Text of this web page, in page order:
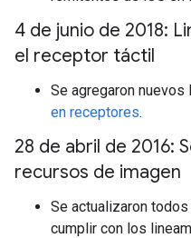
4 de junio de 2018:
el receptor táctil
Se agregaron nuevos
en receptores.
28 de abril de 2016:
recursos de imagen
Se actualizaron
cumplir con los